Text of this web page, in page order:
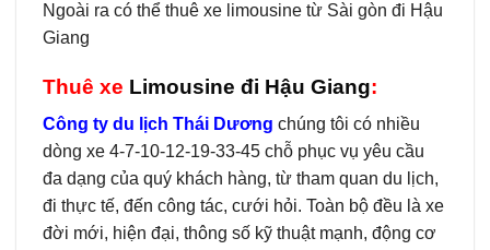
Ngoài ra có thể thuê xe limousine từ Sài gòn đi Hậu
Giang
Thuê xe Limousine đi Hậu Giang:
Công ty du lịch Thái Dương chúng tôi có nhiều
dòng xe 4-7-10-12-19-33-45 chỗ phục vụ yêu cầu
đa dạng của quý khách hàng, từ tham quan du lịch,
đi thực tế, đến công tác, cưới hỏi. Toàn bộ đều là xe
đời mới, hiện đại, thông số kỹ thuật mạnh, động cơ